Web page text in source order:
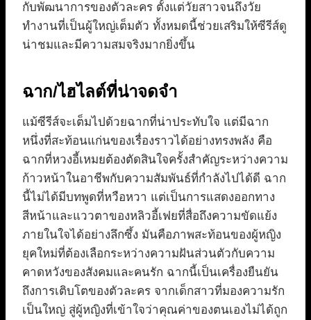
กับพัฒนาการของตัวละคร ตั้งแต่วัยสาวจนถึงวัย
ทำงานที่เป็นผู้ใหญ่เต็มตัว ทั้งหมดนี้ช่วยเสริมให้ซีรีส์ดู
น่าชมและมีความสมจริงมากยิ่งขึ้น
ฉาก/ไฮไลต์ที่น่าจดจำ
แม้ซีรีส์จะเต็มไปด้วยฉากที่น่าประทับใจ แต่มีฉาก
หนึ่งที่สะท้อนแก่นของเรื่องราวได้อย่างทรงพลัง คือ
ฉากที่หวงอี้เหมยต้องตัดสินใจครั้งสำคัญระหว่างความ
ก้าวหน้าในอาชีพกับความสัมพันธ์ที่กำลังไปได้ดี ฉาก
นี้ไม่ได้มีบทพูดที่หวือหวา แต่เป็นการแสดงออกทาง
สีหน้าและแววตาของหลิวอี้เฟยที่สื่อถึงความขัดแย้ง
ภายในใจได้อย่างลึกซึ้ง มันคือภาพสะท้อนของผู้หญิง
ยุคใหม่ที่ต้องเลือกระหว่างความฝันส่วนตัวกับความ
คาดหวังของสังคมและคนรัก ฉากนี้เป็นเครื่องยืนยัน
ถึงการเติบโตของตัวละคร จากเด็กสาวที่มองความรัก
เป็นใหญ่ สู่ผู้หญิงที่เข้าใจว่าคุณค่าของตนเองไม่ได้ถูก